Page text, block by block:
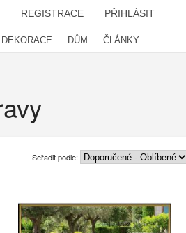
REGISTRACE PŘIHLÁSIT
DEKORACE DŮM ČLÁNKY
Seřadit podle: